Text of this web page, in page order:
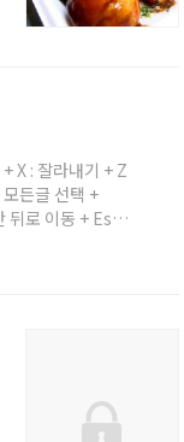
X : 잘라내기 + Z
든글 선택 +
뒤로 이동 + Esc :